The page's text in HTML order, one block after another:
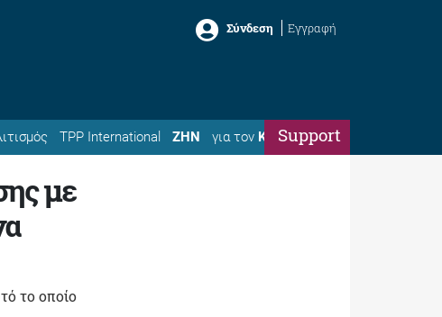
Σύνδεση Εγγραφή
TPP International ΖΗΝ για τον ΚώσταSupport
με
το οποίο